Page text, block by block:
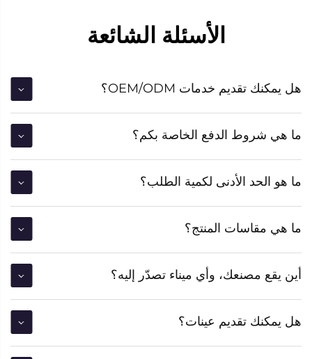
الأسئلة الشائعة
هل يمكنك تقديم خدمات OEM/ODM؟
ما هي شروط الدفع الخاصة بكم؟
ما هو الحد الأدنى لكمية الطلب؟
ما هي مقاسات المنتج؟
أين يقع مصنعك، وأي ميناء تصدّر إليه؟
هل يمكنك تقديم عينات؟